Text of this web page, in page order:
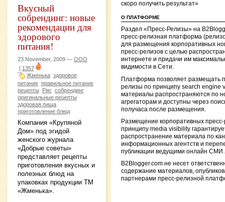
Вкусный
собрендинг: новые
рекомендации для
здорового
питания!
23 November, 2009 — ООО
| 1357
Жменька здоровое
питание правильное питание
рецепты
Рис собрендинг
оригинальные рецепты
здоровая пища
приготовление блюд
Компания «Крупяной
Дом» под эгидой
женского журнала
«Добрые советы»
представляет рецепты
приготовления вкусных и
полезных блюд на
упаковках продукции ТМ
«Жменька».
скоро получить результат»
О ПЛАТФОРМЕ
Раздел «Пресс-Релизы» на
пресс-релизная платформа
для размещения корпоративных
пресс-релизов с целью
интернете и придачи им
видимости в Сети.
Платформа позволяет размещать
релизы по принципу search engine
материалы распространяются по
агрегаторам и доступны через
получаса после размещения.
Размещение корпоративных
принципу media visibility
распространение материала по
информационных агентств и
публикации ведущими онлайн СМИ.
B2Blogger.com не несет
содержание материалов,
партнерами пресс-релизной